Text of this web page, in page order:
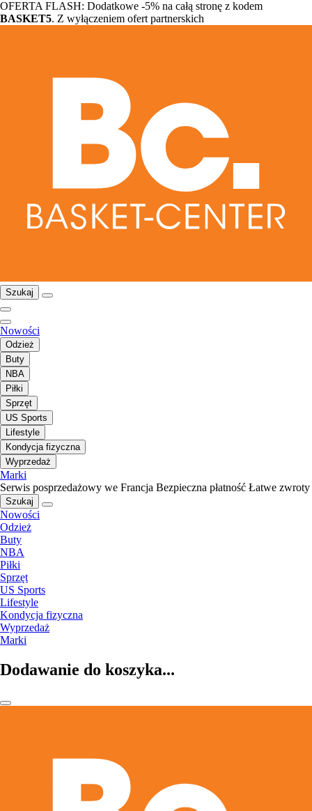
OFERTA FLASH: Dodatkowe -5% na całą stronę z kodem
BASKET5. Z wyłączeniem ofert partnerskich
Szukaj
Nowości
Odzież
Buty
NBA
Piłki
Sprzęt
US Sports
Lifestyle
Kondycja fizyczna
Wyprzedaż
Marki
Serwis posprzedażowy we Francja Bezpieczna płatność Łatwe zwroty
Szukaj
Nowości
Odzież
Buty
NBA
Piłki
Sprzęt
US Sports
Lifestyle
Kondycja fizyczna
Wyprzedaż
Marki
Dodawanie do koszyka...